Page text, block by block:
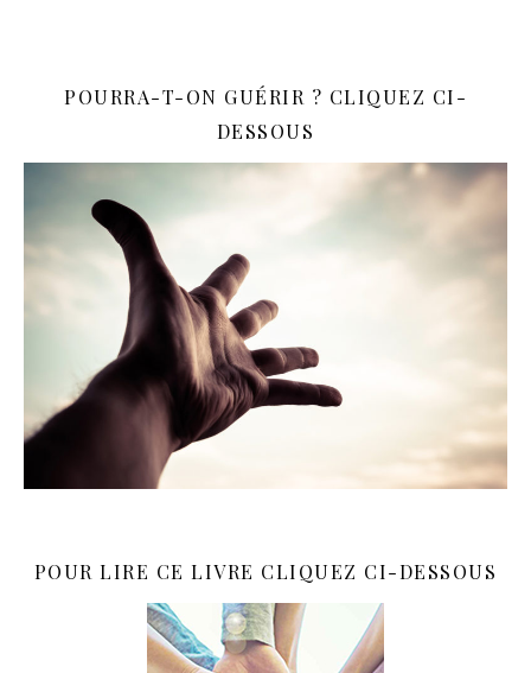
POURRA-T-ON GUÉRIR ? CLIQUEZ CI-
DESSOUS
POUR LIRE CE LIVRE CLIQUEZ CI-DESSOUS